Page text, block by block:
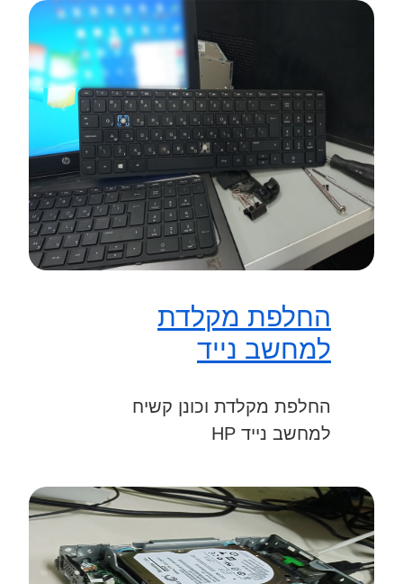
החלפת מקלדת
למחשב נייד
החלפת מקלדת וכונן קשיח
למחשב נייד HP